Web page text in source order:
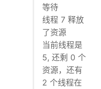
等待
线程 7 释放
了资源
当前线程是
5, 还剩 0 个
资源，还有
2 个线程在